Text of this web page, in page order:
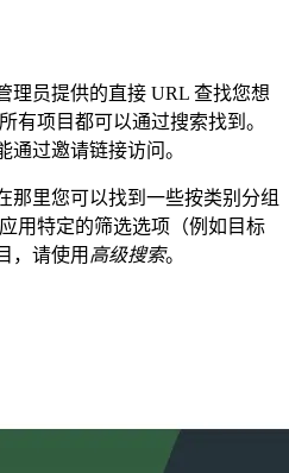
理员提供的直接 URL 查找您想
有项目都可以通过搜索找到。
通过邀请链接访问。
那里您可以找到一些按类别分组
用特定的筛选选项（例如目标
，请使用 高级搜索。